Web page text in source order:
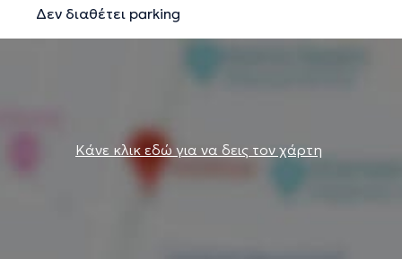
Δεν διαθέτει parking
Κάνε κλικ εδώ για να δεις τον χάρτη